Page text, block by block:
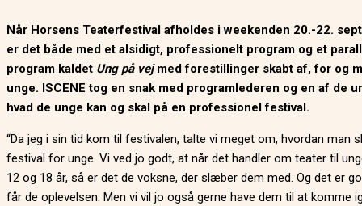
Når Horsens Teaterfestival afholdes i weekenden 20.-22.
er det både med et alsidigt, professionelt program og et
program kaldet Ung på vejmed forestillinger skabt af, for og
unge. ISCENE tog en snak med programlederen og en af de
hvad de unge kan og skal på en professionel festival.
“Da jeg i sin tid kom til festivalen, talte vi meget om, hvordan man
festival for unge. Vi ved jo godt, at når det handler om teater til
12 og 18 år, så er det de voksne, der slæber dem med. Og det er
får de oplevelsen. Men vi vil jo også gerne have dem til at komme